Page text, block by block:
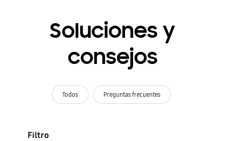
Soluciones y
consejos
Todos Preguntas frecuentes
Filtro